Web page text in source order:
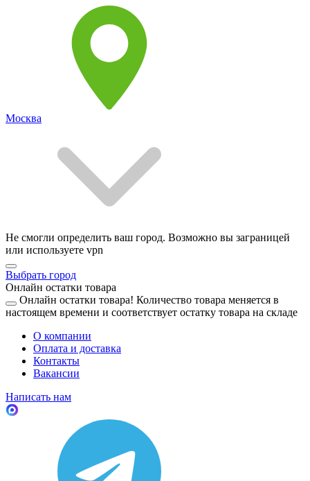
Москва
Не смогли определить ваш город. Возможно вы заграницей
или используете vpn
Выбрать город
Онлайн остатки товара
Онлайн остатки товара! Количество товара меняется в
настоящем времени и соответствует остатку товара на складе
О компании
Оплата и доставка
Контакты
Вакансии
Написать нам